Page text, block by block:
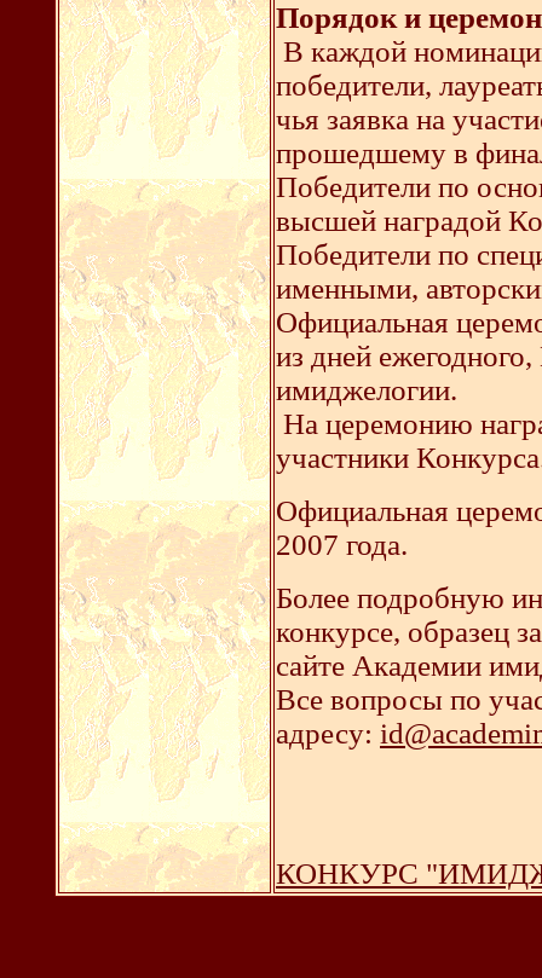
Порядок и
В каждой
победители,
чья заявка на
прошедшему в
Победители по
высшей наградой
Победители по
именными,
Официальная
из дней
имиджелогии.
На церемонию
участники
Официальная
2007 года.
Более подробную
конкурсе, образец
сайте Академии
Все вопросы по
адресу:
КОНКУРС